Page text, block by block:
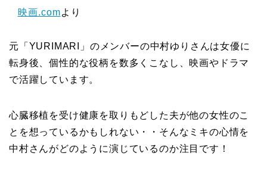
映画.comより
元「YURIMARI」のメンバーの中村ゆりさんは女優に
転身後、個性的な役柄を数多くこなし、映画やドラマ
で活躍しています。
心臓移植を受け健康を取りもどした夫が他の女性のこ
とを想っているかもしれない・・そんなミキの心情を
中村さんがどのように演じているのか注目です！